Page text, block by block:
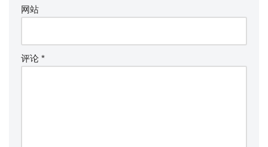
网站
评论 *